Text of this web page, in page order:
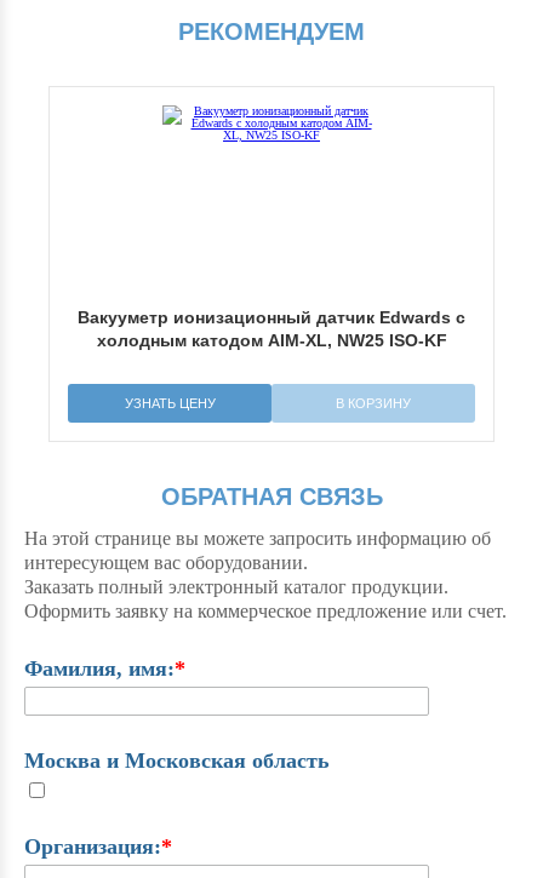
РЕКОМЕНДУЕМ
Вакууметр ионизационный датчик Edwards с
холодным катодом AIM-XL, NW25 ISO-KF
УЗНАТЬ ЦЕНУ В КОРЗИНУ
ОБРАТНАЯ СВЯЗЬ
На этой странице вы можете запросить информацию об
интересующем вас оборудовании.
Заказать полный электронный каталог продукции.
Оформить заявку на коммерческое предложение или счет.
Фамилия, имя:*
Москва и Московская область
Организация:*